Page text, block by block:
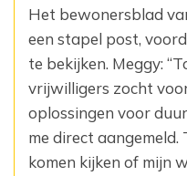
Het bewonersblad
een stapel post,
te bekijken. Meggy:
vrijwilligers zocht
oplossingen voor
me direct aangemeld.
komen kijken of mijn